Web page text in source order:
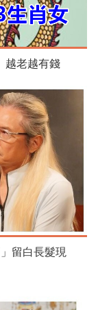
越老越有錢
留白長髮現